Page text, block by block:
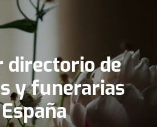
directorio de
y funerarias